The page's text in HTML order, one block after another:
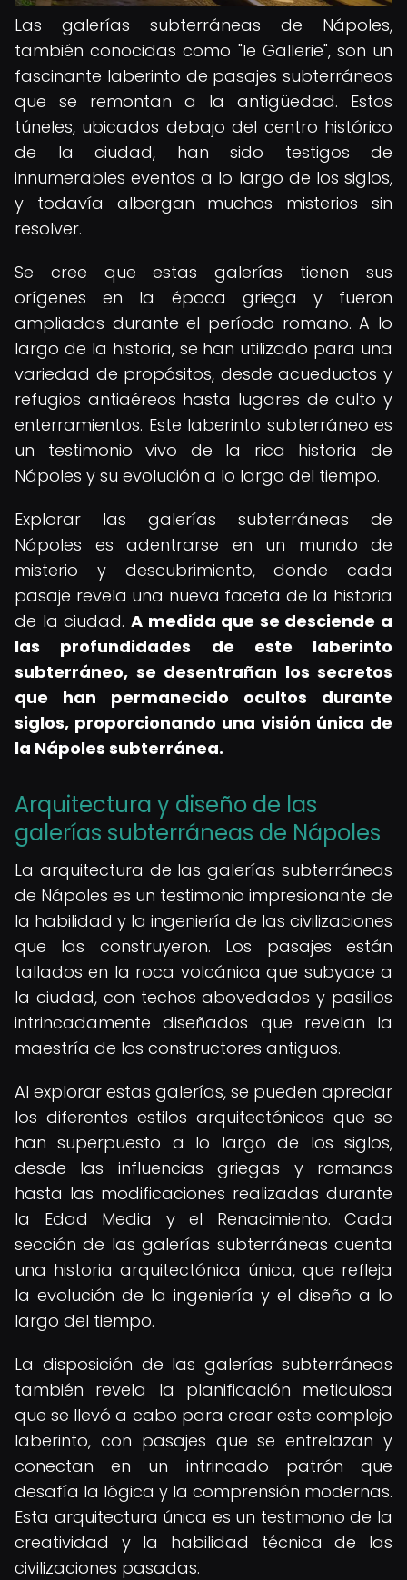
Las galerías subterráneas de Nápoles,
también conocidas como "le Gallerie", son un
fascinante laberinto de pasajes subterráneos
que se remontan a la antigüedad. Estos
túneles, ubicados debajo del centro histórico
de la ciudad, han sido testigos de
innumerables eventos a lo largo de los siglos,
y todavía albergan muchos misterios sin
resolver.
Se cree que estas galerías tienen sus
orígenes en la época griega y fueron
ampliadas durante el período romano. A lo
largo de la historia, se han utilizado para una
variedad de propósitos, desde acueductos y
refugios antiaéreos hasta lugares de culto y
enterramientos. Este laberinto subterráneo es
un testimonio vivo de la rica historia de
Nápoles y su evolución a lo largo del tiempo.
Explorar las galerías subterráneas de
Nápoles es adentrarse en un mundo de
misterio y descubrimiento, donde cada
pasaje revela una nueva faceta de la historia
de la ciudad. A medida que se desciende a
las profundidades de este laberinto
subterráneo, se desentrañan los secretos
que han permanecido ocultos durante
siglos, proporcionando una visión única de
la Nápoles subterránea.
Arquitectura y diseño de las
galerías subterráneas de Nápoles
La arquitectura de las galerías subterráneas
de Nápoles es un testimonio impresionante de
la habilidad y la ingeniería de las civilizaciones
que las construyeron. Los pasajes están
tallados en la roca volcánica que subyace a
la ciudad, con techos abovedados y pasillos
intrincadamente diseñados que revelan la
maestría de los constructores antiguos.
Al explorar estas galerías, se pueden apreciar
los diferentes estilos arquitectónicos que se
han superpuesto a lo largo de los siglos,
desde las influencias griegas y romanas
hasta las modificaciones realizadas durante
la Edad Media y el Renacimiento. Cada
sección de las galerías subterráneas cuenta
una historia arquitectónica única, que refleja
la evolución de la ingeniería y el diseño a lo
largo del tiempo.
La disposición de las galerías subterráneas
también revela la planificación meticulosa
que se llevó a cabo para crear este complejo
laberinto, con pasajes que se entrelazan y
conectan en un intrincado patrón que
desafía la lógica y la comprensión modernas.
Esta arquitectura única es un testimonio de la
creatividad y la habilidad técnica de las
civilizaciones pasadas.